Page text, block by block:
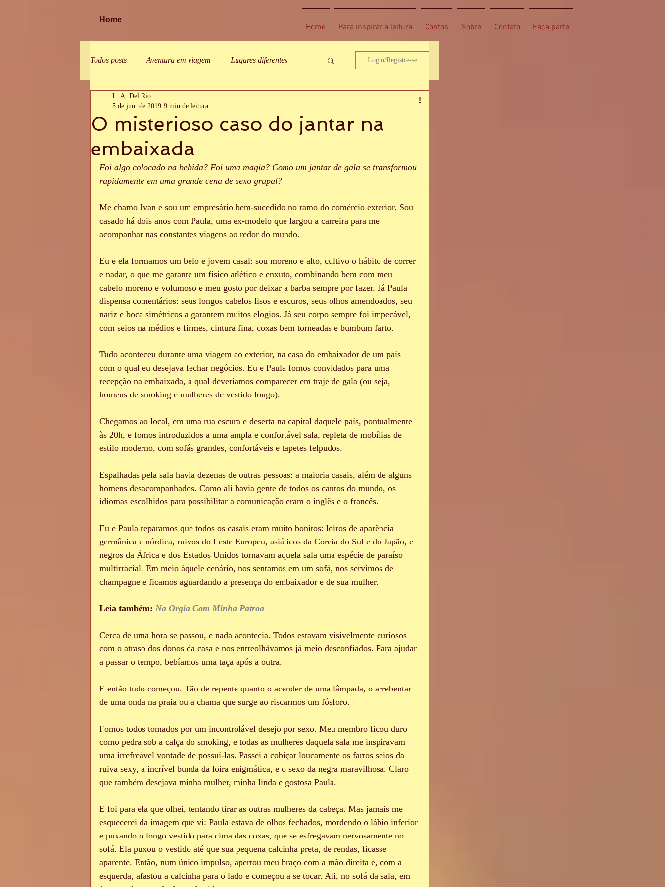
Home
Home Para inspirar a leitura Contos Sobre Contato Faça parte
Todos posts Aventura em viagem Lugares diferentes
Sexo a dois
Colegas de trabalho
Infidelidade Jogos picantes Objetos sexuais
Sexo com amigos Sexo com desconhecido Lésbicas
Voyeur Filmes pornô Grupal Romance
Sadomasoquismo Swing Anal
Login/Registre-se
O misterioso caso do jantar na
embaixada
L. A. Del Rio
5 de jun. de 2019 9 min de leitura
Foi algo colocado na bebida? Foi uma magia? Como um jantar de gala se transformou
rapidamente em uma grande cena de sexo grupal?
Me chamo Ivan e sou um empresário bem-sucedido no ramo do comércio exterior. Sou
casado há dois anos com Paula, uma ex-modelo que largou a carreira para me
acompanhar nas constantes viagens ao redor do mundo.
Eu e ela formamos um belo e jovem casal: sou moreno e alto, cultivo o hábito de correr
e nadar, o que me garante um físico atlético e enxuto, combinando bem com meu
cabelo moreno e volumoso e meu gosto por deixar a barba sempre por fazer. Já Paula
dispensa comentários: seus longos cabelos lisos e escuros, seus olhos amendoados, seu
nariz e boca simétricos a garantem muitos elogios. Já seu corpo sempre foi impecável,
com seios na médios e firmes, cintura fina, coxas bem torneadas e bumbum farto.
Tudo aconteceu durante uma viagem ao exterior, na casa do embaixador de um país
com o qual eu desejava fechar negócios. Eu e Paula fomos convidados para uma
recepção na embaixada, à qual deveríamos comparecer em traje de gala (ou seja,
homens de smoking e mulheres de vestido longo).
Chegamos ao local, em uma rua escura e deserta na capital daquele país, pontualmente
às 20h, e fomos introduzidos a uma ampla e confortável sala, repleta de mobílias de
estilo moderno, com sofás grandes, confortáveis e tapetes felpudos.
Espalhadas pela sala havia dezenas de outras pessoas: a maioria casais, além de alguns
homens desacompanhados. Como ali havia gente de todos os cantos do mundo, os
idiomas escolhidos para possibilitar a comunicação eram o inglês e o francês.
Eu e Paula reparamos que todos os casais eram muito bonitos: loiros de aparência
germânica e nórdica, ruivos do Leste Europeu, asiáticos da Coreia do Sul e do Japão, e
negros da África e dos Estados Unidos tornavam aquela sala uma espécie de paraíso
multirracial. Em meio àquele cenário, nos sentamos em um sofá, nos servimos de
champagne e ficamos aguardando a presença do embaixador e de sua mulher.
Leia também: Na Orgia Com Minha Patroa
Cerca de uma hora se passou, e nada acontecia. Todos estavam visivelmente curiosos
com o atraso dos donos da casa e nos entreolhávamos já meio desconfiados. Para ajudar
a passar o tempo, bebíamos uma taça após a outra.
E então tudo começou. Tão de repente quanto o acender de uma lâmpada, o arrebentar
de uma onda na praia ou a chama que surge ao riscarmos um fósforo.
Fomos todos tomados por um incontrolável desejo por sexo. Meu membro ficou duro
como pedra sob a calça do smoking, e todas as mulheres daquela sala me inspiravam
uma irrefreável vontade de possuí-las. Passei a cobiçar loucamente os fartos seios da
ruiva sexy, a incrível bunda da loira enigmática, e o sexo da negra maravilhosa. Claro
que também desejava minha mulher, minha linda e gostosa Paula.
E foi para ela que olhei, tentando tirar as outras mulheres da cabeça. Mas jamais me
esquecerei da imagem que vi: Paula estava de olhos fechados, mordendo o lábio inferior
e puxando o longo vestido para cima das coxas, que se esfregavam nervosamente no
sofá. Ela puxou o vestido até que sua pequena calcinha preta, de rendas, ficasse
aparente. Então, num único impulso, apertou meu braço com a mão direita e, com a
esquerda, afastou a calcinha para o lado e começou a se tocar. Ali, no sofá da sala, em